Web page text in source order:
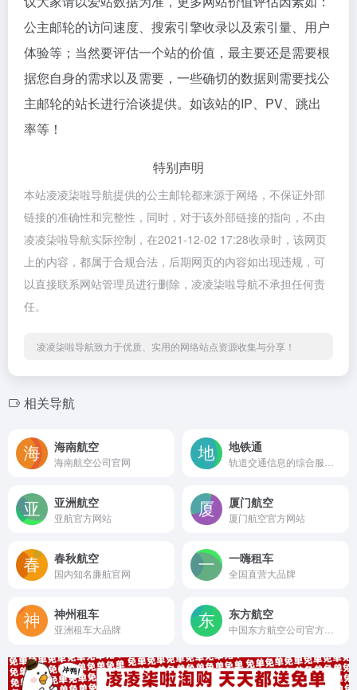
公主邮轮的访问速度、搜索引擎收录以及索引量、用户
体验等；当然要评估一个站的价值，最主要还是需要根
据您自身的需求以及需要，一些确切的数据则需要找公
主邮轮的站长进行洽谈提供。如该站的IP、PV、跳出
率等！
特别声明
本站凌凌柒啦导航提供的公主邮轮都来源于网络，不保证外部
链接的准确性和完整性，同时，对于该外部链接的指向，不由
凌凌柒啦导航实际控制，在2021-12-02 17:28收录时，该网页
上的内容，都属于合规合法，后期网页的内容如出现违规，可
以直接联系网站管理员进行删除，凌凌柒啦导航不承担任何责
任。
凌凌柒啦导航致力于优质、实用的网络站点资源收集与分享！
相关导航
海南航空
海南航空公司官网
地铁通
亚洲航空
亚航官方网站
厦门航空
厦门航空官方网站
春秋航空
国内知名廉航官网
一嗨租车
全国直营大品牌
神州租车
亚洲租车大品牌
东方航空